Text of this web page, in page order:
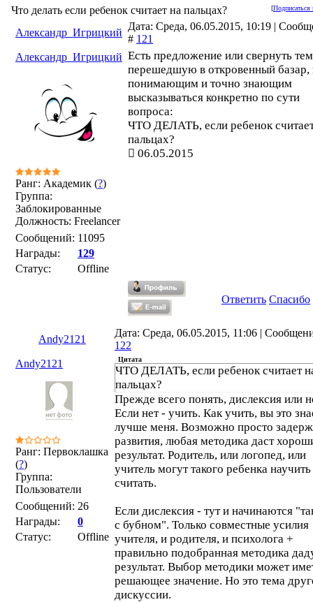
[Подписаться
Что делать если ребенок считает на пальцах?
Александр_Игрицкий
Дата: Среда, 06.05.2015, 10:19 |
# 121
Александр_Игрицкий
Ранг: Академик (?)
Группа:
Заблокированные
Должность: Freelancer
Сообщений: 11095
Награды:
129
Статус:
Offline
Есть предложение или свернуть
перешедшую в откровенный базар,
понимающим и точно знающим
высказываться конкретно по сути
вопроса:
ЧТО ДЕЛАТЬ, если ребенок
пальцах?
06.05.2015
Ответить Спасибо
Andy2121
Дата: Среда, 06.05.2015, 11:06 |
122
Andy2121
Ранг: Первоклашка
(?)
Группа:
Пользователи
Сообщений: 26
Награды:
0
Статус:
Offline
Цитата
ЧТО ДЕЛАТЬ, если ребенок считает
пальцах?
Прежде всего понять, дислексия или
Если нет - учить. Как учить, вы это
лучше меня. Возможно просто
развития, любая методика даст
результат. Родитель, или логопед, или
учитель могут такого ребенка научить
считать.
Если дислексия - тут и начинаются
с бубном". Только совместные усилия
учителя, и родителя, и психолога +
правильно подобранная методика
результат. Выбор методики может
решающее значение. Но это тема
дискуссии.